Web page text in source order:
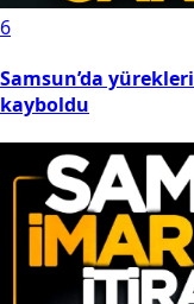
6
Samsun’da
kayboldu